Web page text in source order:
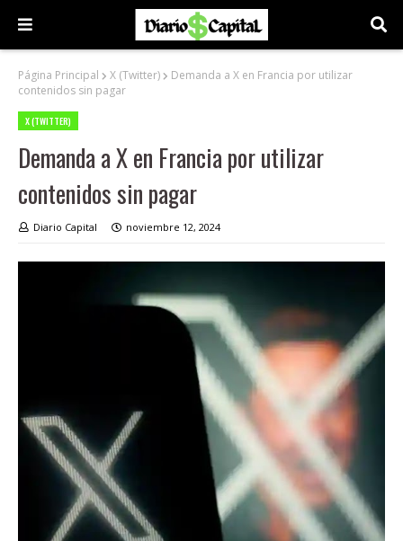
Página Principal X (Twitter)
Demanda a X en Francia por utilizar
contenidos sin pagar
X (TWITTER)
Demanda a X en Francia por utilizar
contenidos sin pagar
Diario Capital noviembre 12, 2024